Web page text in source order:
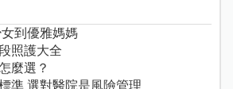
到優雅媽媽
照護大全
麼選？
準 選對醫院是風險管理